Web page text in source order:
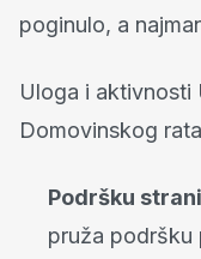
poginulo, a
Uloga i aktivnosti
Domovinskog
Podršku
pruža podršku